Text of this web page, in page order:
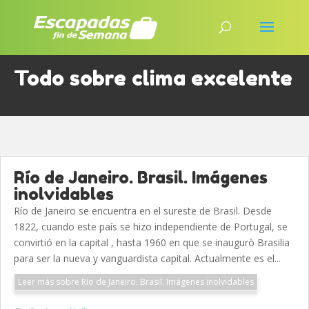
Todo sobre clima excelente
Río de Janeiro. Brasil. Imágenes
inolvidables
Río de Janeiro se encuentra en el sureste de Brasil. Desde
1822, cuando este país se hizo independiente de Portugal, se
convirtió en la capital , hasta 1960 en que se inaugurò Brasilia
para ser la nueva y vanguardista capital. Actualmente es el...
Leer más sobre Río de Janeiro. Brasil. Imágenes inolvidables